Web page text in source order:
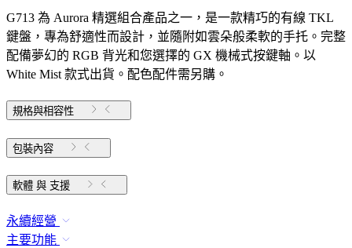
G713 為 Aurora 精選組合產品之一，是一款精巧的有線 TKL
鍵盤，專為舒適性而設計，並隨附如雲朵般柔軟的手托。完整
配備夢幻的 RGB 背光和您選擇的 GX 機械式按鍵軸。以
White Mist 款式出貨。配色配件需另購。
規格與相容性
包裝內容
軟體 與 支援
永續經營
主要功能